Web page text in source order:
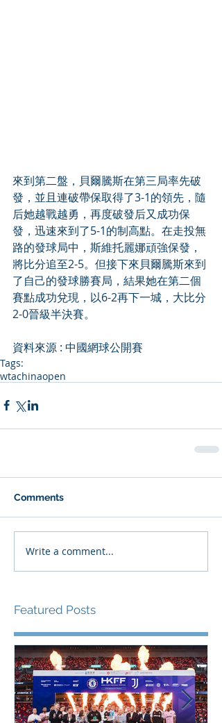
來到第二盤，貝爾騰斯在第三局率先破
發，並且連破帶保取得了3-1的領先，隨
后她越戰越勇，再度破發后又成功保
發，迅速來到了5-1的制高點。在走投無
路的發球局中，斯維托麗娜頑強保發，
將比分追至2-5。但接下來貝爾騰斯來到
了自己的發球勝賽局，結果她在第二個
賽點成功兌現，以6-2再下一城，大比分
2-0晉級半決賽。
資料來源 : 中國網球公開賽
Tags:
wtachinaopen
Comments
Write a comment...
Featured Posts